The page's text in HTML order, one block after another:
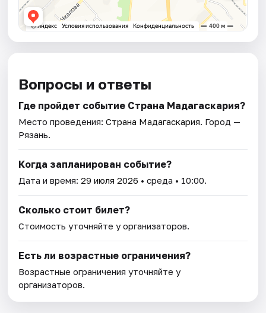
Вопросы и ответы
Где пройдет событие Страна Мадагаскария?
Место проведения:Страна Мадагаскария. Город —
Рязань.
Когда запланирован событие?
Дата и время:29 июля 2026 • среда • 10:00.
Сколько стоит билет?
Стоимость уточняйте у организаторов.
Есть ли возрастные ограничения?
Возрастные ограничения уточняйте у
организаторов.